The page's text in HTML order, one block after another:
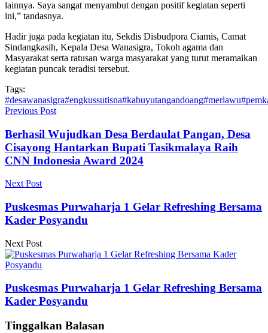
lainnya. Saya sangat menyambut dengan positif kegiatan seperti
ini,” tandasnya.
Hadir juga pada kegiatan itu, Sekdis Disbudpora Ciamis, Camat
Sindangkasih, Kepala Desa Wanasigra, Tokoh agama dan
Masyarakat serta ratusan warga masyarakat yang turut meramaikan
kegiatan puncak teradisi tersebut.
Tags:
#desawanasigra#engkussutisna#kabuyutangandoang#merlawu
Previous Post
Berhasil Wujudkan Desa Berdaulat Pangan, Desa
Cisayong Hantarkan Bupati Tasikmalaya Raih
CNN Indonesia Award 2024
Next Post
Puskesmas Purwaharja 1 Gelar Refreshing Bersama
Kader Posyandu
Next Post
Puskesmas Purwaharja 1 Gelar Refreshing Bersama
Kader Posyandu
Tinggalkan Balasan